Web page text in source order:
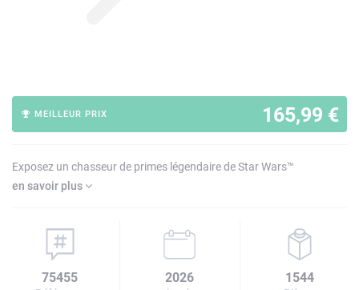
165,99 €
MEILLEUR PRIX
Exposez un chasseur de primes légendaire de Star Wars™
en savoir plus
75455 2026 1544